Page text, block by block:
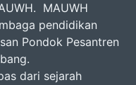
MAUWH
pendidikan
Pondok Pesantren
dari sejarah